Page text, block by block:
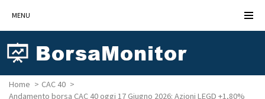
MENU
Home
CAC 40
Andamento borsa CAC 40 oggi 17 Giugno 2026: Azioni LEGD +1,80%